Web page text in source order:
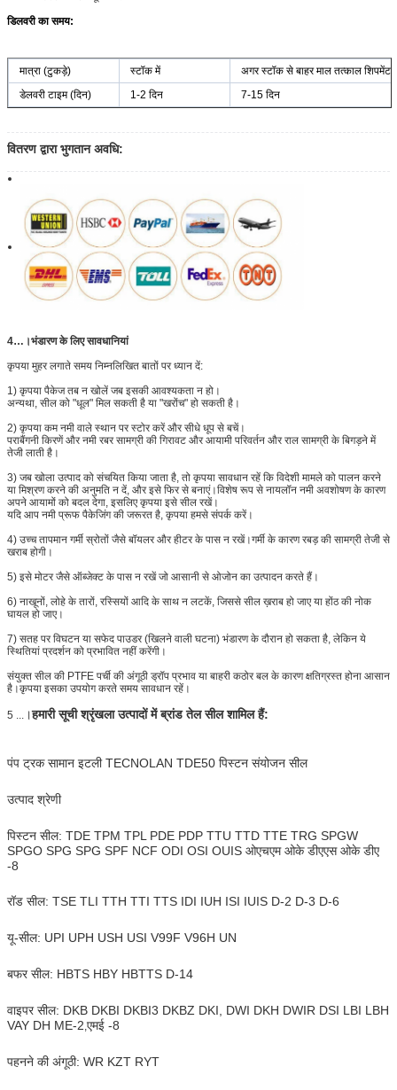
डिलवरी का समय:
मात्रा (टुकड़े) स्टॉक में
अगर स्टॉक से बाहर माल तत्काल शिपमेंट
डेलवरी टाइम (दिन)
1-2 दिन 7-15 दिन
वितरण द्वारा भुगतान अवधि:
4…।भंडारण के लिए सावधानियां
कृपया मुहर लगाते समय निम्नलिखित बातों पर ध्यान दें:
1) कृपया पैकेज तब न खोलें जब इसकी आवश्यकता न हो।
अन्यथा, सील को "धूल" मिल सकती है या "खरोंच" हो सकती है।
2) कृपया कम नमी वाले स्थान पर स्टोर करें और सीधे धूप से बचें।
पराबैंगनी किरणें और नमी रबर सामग्री की गिरावट और आयामी परिवर्तन और राल सामग्री के बिगड़ने में
तेजी लाती है।
3) जब खोला उत्पाद को संचयित किया जाता है, तो कृपया सावधान रहें कि विदेशी मामले को पालन करने
या मिश्रण करने की अनुमति न दें, और इसे फिर से बनाएं।विशेष रूप से नायलॉन नमी अवशोषण के कारण
अपने आयामों को बदल देगा, इसलिए कृपया इसे सील रखें।
यदि आप नमी प्रूफ पैकेजिंग की जरूरत है, कृपया हमसे संपर्क करें।
4) उच्च तापमान गर्मी स्रोतों जैसे बॉयलर और हीटर के पास न रखें।गर्मी के कारण रबड़ की सामग्री तेजी से
खराब होगी।
5) इसे मोटर जैसे ऑब्जेक्ट के पास न रखें जो आसानी से ओजोन का उत्पादन करते हैं।
6) नाखूनों, लोहे के तारों, रस्सियों आदि के साथ न लटकें, जिससे सील ख़राब हो जाए या होंठ की नोक
घायल हो जाए।
7) सतह पर विघटन या सफेद पाउडर (खिलने वाली घटना) भंडारण के दौरान हो सकता है, लेकिन ये
स्थितियां प्रदर्शन को प्रभावित नहीं करेंगी।
संयुक्त सील की PTFE पर्ची की अंगूठी ड्रॉप प्रभाव या बाहरी कठोर बल के कारण क्षतिग्रस्त होना आसान
है।कृपया इसका उपयोग करते समय सावधान रहें।
5 ... ।हमारी सूची श्रृंखला उत्पादों में ब्रांड तेल सील शामिल हैं:
पंप ट्रक सामान इटली TECNOLAN TDE50 पिस्टन संयोजन सील
उत्पाद श्रेणी
पिस्टन सील: TDE TPM TPL PDE PDP TTU TTD TTE TRG SPGW
SPGO SPG SPG SPF NCF ODI OSI OUIS ओएचएम ओके डीएएस ओके डीए
-8
रॉड सील: TSE TLI TTH TTI TTS IDI IUH ISI IUIS D-2 D-3 D-6
यू-सील: UPI UPH USH USI V99F V96H UN
बफर सील: HBTS HBY HBTTS D-14
वाइपर सील: DKB DKBI DKBI3 DKBZ DKI, DWI DKH DWIR DSI LBI LBH
VAY DH ME-2,एमई -8
पहनने की अंगूठी: WR KZT RYT